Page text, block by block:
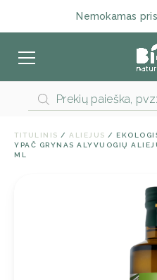
Nemokamas
Products
search
TITULINIS / ALIEJUS /
YPAČ GRYNAS ALYVUOGIŲ
ML